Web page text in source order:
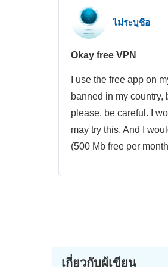
ไม่ระบุชื่อ
Okay free VPN
I use the free app on
banned in my
please, be careful. I
may try this. And I
(500 Mb free per
เกี่ยวกับผู้เขียน